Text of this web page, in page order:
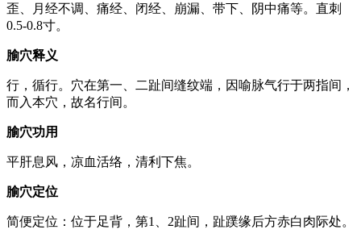
歪、月经不调、痛经、闭经、崩漏、带下、阴中痛等。直刺
0.5-0.8寸。
腧穴释义
行，循行。穴在第一、二趾间缝纹端，因喻脉气行于两指间，
而入本穴，故名行间。
腧穴功用
平肝息风，凉血活络，清利下焦。
腧穴定位
简便定位：位于足背，第1、2趾间，趾蹼缘后方赤白肉际处。